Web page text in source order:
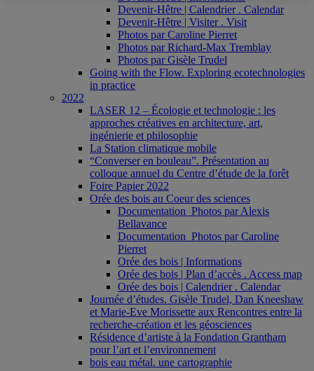
Devenir-Hêtre | Calendrier . Calendar
Devenir-Hêtre | Visiter . Visit
Photos par Caroline Pierret
Photos par Richard-Max Tremblay
Photos par Gisèle Trudel
Going with the Flow. Exploring ecotechnologies
in practice
2022
LASER 12 – Écologie et technologie : les
approches créatives en architecture, art,
ingénierie et philosophie
La Station climatique mobile
“Converser en bouleau”. Présentation au
colloque annuel du Centre d’étude de la forêt
Foire Papier 2022
Orée des bois au Coeur des sciences
Documentation_Photos par Alexis
Bellavance
Documentation_Photos par Caroline
Pierret
Orée des bois | Informations
Orée des bois | Plan d’accès . Access map
Orée des bois | Calendrier . Calendar
Journée d’études. Gisèle Trudel, Dan Kneeshaw
et Marie-Eve Morissette aux Rencontres entre la
recherche-création et les géosciences
Résidence d’artiste à la Fondation Grantham
pour l’art et l’environnement
bois eau métal. une cartographie